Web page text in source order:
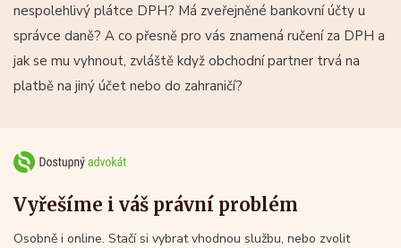
nespolehlivý plátce DPH? Má zveřejněné bankovní účty u
správce daně? A co přesně pro vás znamená ručení za DPH a
jak se mu vyhnout, zvláště když obchodní partner trvá na
platbě na jiný účet nebo do zahraničí?
Vyřešíme i váš právní problém
Osobně i online. Stačí si vybrat vhodnou službu, nebo zvolit